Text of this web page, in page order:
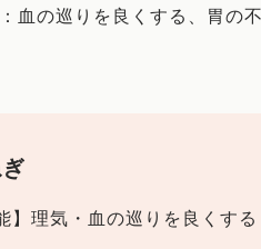
血の巡りを良くする、胃の
】理気・血の巡りを良くする